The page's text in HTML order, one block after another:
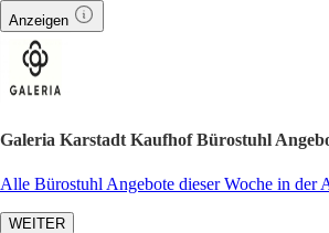
Anzeigen
Galeria Karstadt Kaufhof Bürostuhl
Alle Bürostuhl Angebote dieser Woche in der
WEITER